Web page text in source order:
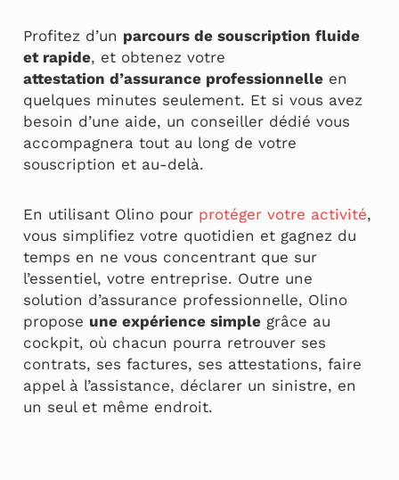
Profitez d’un parcours de souscription fluide
et rapide, et obtenez votre
attestation d’assurance professionnelle en
quelques minutes seulement. Et si vous avez
besoin d’une aide, un conseiller dédié vous
accompagnera tout au long de votre
souscription et au-delà.
En utilisant Olino pour protéger votre activité,
vous simplifiez votre quotidien et gagnez du
temps en ne vous concentrant que sur
l’essentiel, votre entreprise. Outre une
solution d’assurance professionnelle, Olino
propose une expérience simple grâce au
cockpit, où chacun pourra retrouver ses
contrats, ses factures, ses attestations, faire
appel à l’assistance, déclarer un sinistre, en
un seul et même endroit.